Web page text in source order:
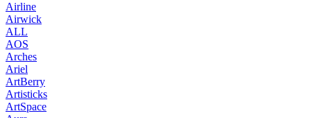
Airline
Airwick
ALL
AOS
Arches
Ariel
ArtBerry
Artisticks
ArtSpace